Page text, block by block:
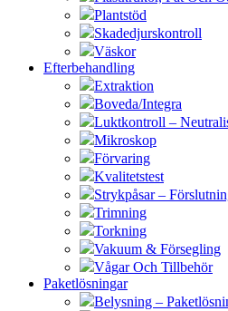
Plantstöd
Skadedjurskontroll
Väskor
Efterbehandling
Extraktion
Boveda/Integra
Luktkontroll –
Mikroskop
Förvaring
Kvalitetstest
Strykpåsar –
Trimning
Torkning
Vakuum & Försegling
Vågar Och Tillbehör
Paketlösningar
Belysning –